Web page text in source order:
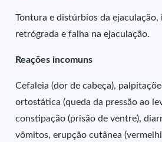
Tontura e distúrbios da
retrógrada e falha na ejaculação.
Reações incomuns
Cefaleia (dor de cabeça),
ortostática (queda da pressão ao
constipação (prisão de ventre),
vômitos, erupção cutânea